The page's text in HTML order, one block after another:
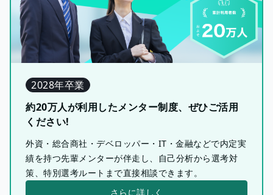
2028年卒業
約20万人が利用したメンター制度、ぜひご活用
ください!
外資・総合商社・デベロッパー・IT・金融などで内定実
績を持つ先輩メンターが伴走し、自己分析から選考対
策、特別選考ルートまで直接相談できます。
さらに詳しく